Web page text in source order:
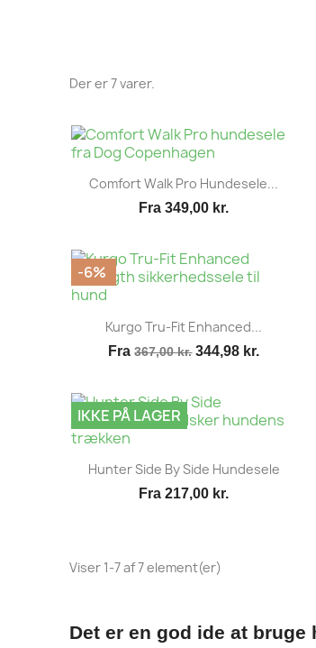
Der er 7 varer.
Vis her
Comfort Walk Pro Hundesele...
Fra349,00 kr.
Vis her
Kurgo Tru-Fit Enhanced...
Fra367,00 kr. 344,98 kr.
-6%
Vis her
Hunter Side By Side Hundesele
Fra217,00 kr.
IKKE PÅ LAGER
Viser 1-7 af 7 element(er)
Det er en god ide at bruge